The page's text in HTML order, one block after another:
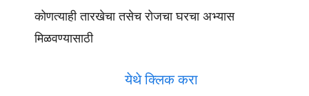
कोणत्याही तारखेचा तसेच रोजचा घरचा अभ्यास
मिळवण्यासाठी
येथे क्लिक करा